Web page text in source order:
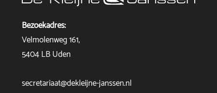
Bezoekadres:
Velmolenweg 161,
5404 LB Uden
secretariaat@dekleijne-janssen.nl